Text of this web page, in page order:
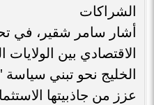
الشراكات
أشار سامر شقير، في
الاقتصادي بين
الخليج نحو تبني سياسة
عزز من جاذبيتها